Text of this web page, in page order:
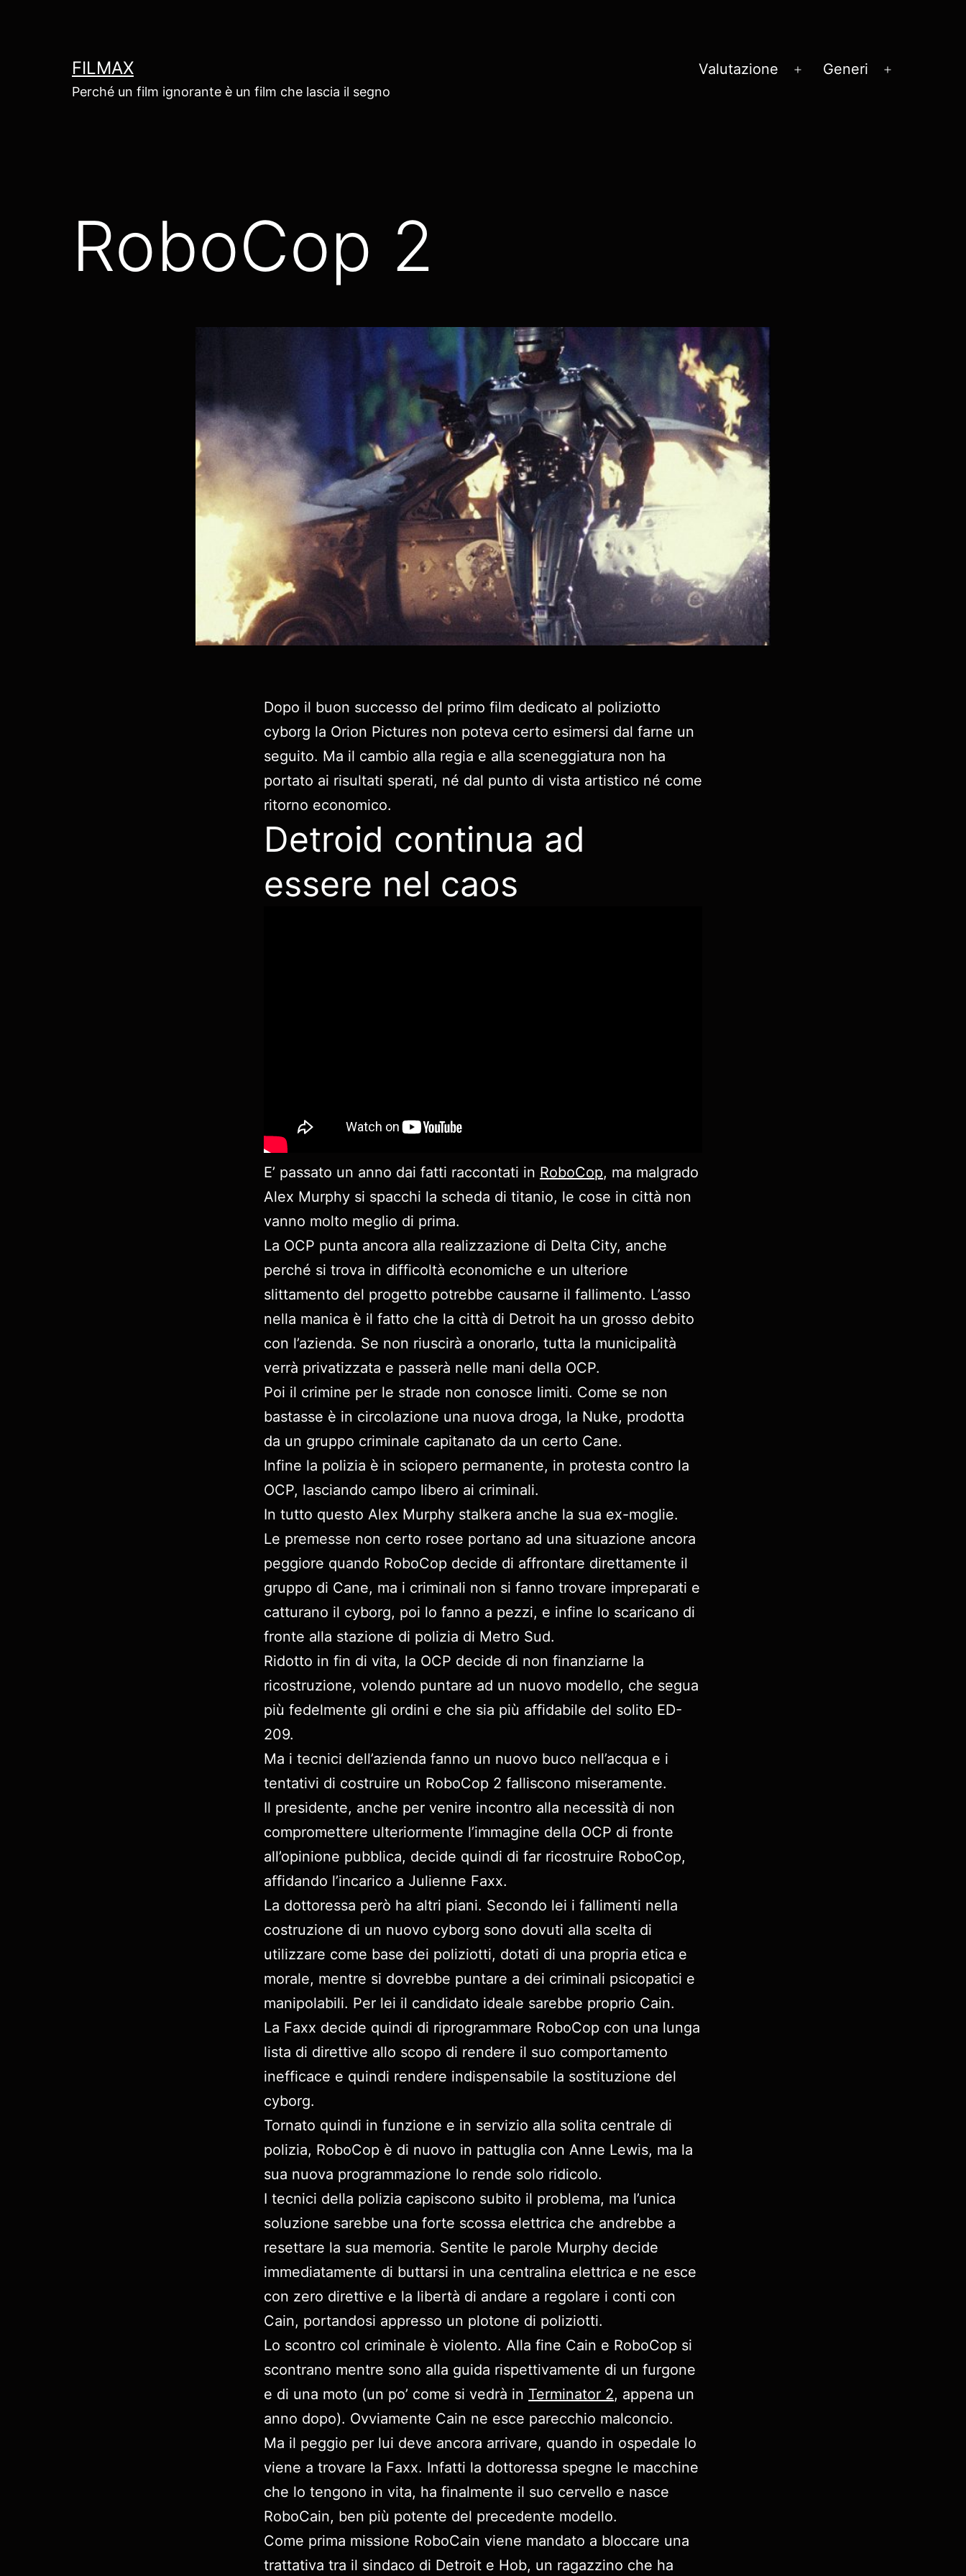
FILMAX
Perché un film ignorante è un film che lascia il segno
Valutazione Generi
RoboCop 2
Dopo il buon successo del primo film dedicato al poliziotto
cyborg la Orion Pictures non poteva certo esimersi dal farne un
seguito. Ma il cambio alla regia e alla sceneggiatura non ha
portato ai risultati sperati, né dal punto di vista artistico né come
ritorno economico.
Detroid continua ad
essere nel caos
E’ passato un anno dai fatti raccontati in RoboCop, ma malgrado
Alex Murphy si spacchi la scheda di titanio, le cose in città non
vanno molto meglio di prima.
La OCP punta ancora alla realizzazione di Delta City, anche
perché si trova in difficoltà economiche e un ulteriore
slittamento del progetto potrebbe causarne il fallimento. L’asso
nella manica è il fatto che la città di Detroit ha un grosso debito
con l’azienda. Se non riuscirà a onorarlo, tutta la municipalità
verrà privatizzata e passerà nelle mani della OCP.
Poi il crimine per le strade non conosce limiti. Come se non
bastasse è in circolazione una nuova droga, la Nuke, prodotta
da un gruppo criminale capitanato da un certo Cane.
Infine la polizia è in sciopero permanente, in protesta contro la
OCP, lasciando campo libero ai criminali.
In tutto questo Alex Murphy stalkera anche la sua ex-moglie.
Le premesse non certo rosee portano ad una situazione ancora
peggiore quando RoboCop decide di affrontare direttamente il
gruppo di Cane, ma i criminali non si fanno trovare impreparati e
catturano il cyborg, poi lo fanno a pezzi, e infine lo scaricano di
fronte alla stazione di polizia di Metro Sud.
Ridotto in fin di vita, la OCP decide di non finanziarne la
ricostruzione, volendo puntare ad un nuovo modello, che segua
più fedelmente gli ordini e che sia più affidabile del solito ED-
209.
Ma i tecnici dell’azienda fanno un nuovo buco nell’acqua e i
tentativi di costruire un RoboCop 2 falliscono miseramente.
Il presidente, anche per venire incontro alla necessità di non
compromettere ulteriormente l’immagine della OCP di fronte
all’opinione pubblica, decide quindi di far ricostruire RoboCop,
affidando l’incarico a Julienne Faxx.
La dottoressa però ha altri piani. Secondo lei i fallimenti nella
costruzione di un nuovo cyborg sono dovuti alla scelta di
utilizzare come base dei poliziotti, dotati di una propria etica e
morale, mentre si dovrebbe puntare a dei criminali psicopatici e
manipolabili. Per lei il candidato ideale sarebbe proprio Cain.
La Faxx decide quindi di riprogrammare RoboCop con una lunga
lista di direttive allo scopo di rendere il suo comportamento
inefficace e quindi rendere indispensabile la sostituzione del
cyborg.
Tornato quindi in funzione e in servizio alla solita centrale di
polizia, RoboCop è di nuovo in pattuglia con Anne Lewis, ma la
sua nuova programmazione lo rende solo ridicolo.
I tecnici della polizia capiscono subito il problema, ma l’unica
soluzione sarebbe una forte scossa elettrica che andrebbe a
resettare la sua memoria. Sentite le parole Murphy decide
immediatamente di buttarsi in una centralina elettrica e ne esce
con zero direttive e la libertà di andare a regolare i conti con
Cain, portandosi appresso un plotone di poliziotti.
Lo scontro col criminale è violento. Alla fine Cain e RoboCop si
scontrano mentre sono alla guida rispettivamente di un furgone
e di una moto (un po’ come si vedrà in Terminator 2, appena un
anno dopo). Ovviamente Cain ne esce parecchio malconcio.
Ma il peggio per lui deve ancora arrivare, quando in ospedale lo
viene a trovare la Faxx. Infatti la dottoressa spegne le macchine
che lo tengono in vita, ha finalmente il suo cervello e nasce
RoboCain, ben più potente del precedente modello.
Come prima missione RoboCain viene mandato a bloccare una
trattativa tra il sindaco di Detroit e Hob, un ragazzino che ha